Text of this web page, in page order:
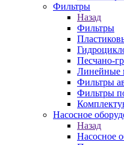
Фильтры
Назад
Фильтры
Песчано-
Линейные
Фильтры
Фильтры
Насосное
Назад
Насосное